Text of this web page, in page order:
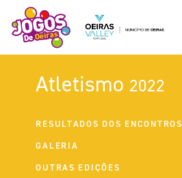
Atletismo 2022
RESULTADOS DOS ENCONTROS
GALERIA
OUTRAS EDIÇÕES